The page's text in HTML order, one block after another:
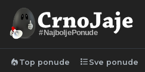
#NajboljePonude
local_fire_department Top ponude format_list_bulleted Sve ponude